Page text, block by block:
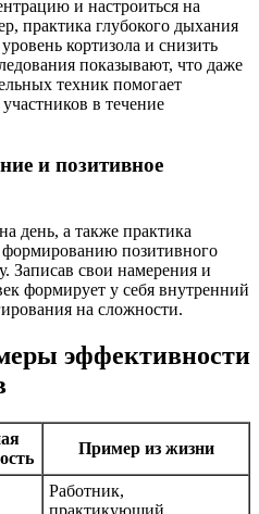
и настроиться на
практика глубокого дыхания
кортизола и снизить
показывают, что даже
техник помогает
в течение
и позитивное
день, а также практика
формированию позитивного
Записав свои намерения и
формирует у себя внутренний
на сложности.
эффективности
Пример из жизни
Работник,
практикующий